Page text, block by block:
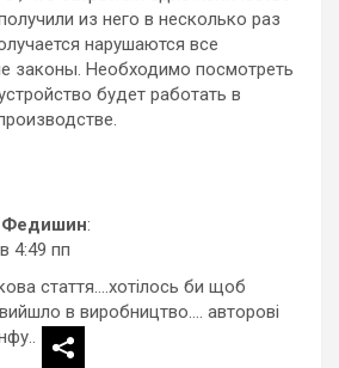
из него в несколько раз
нарушаются все
законы. Необходимо посмотреть
будет работать в
:
4:49 пп
стаття….хотілось би щоб
в виробництво…. авторові